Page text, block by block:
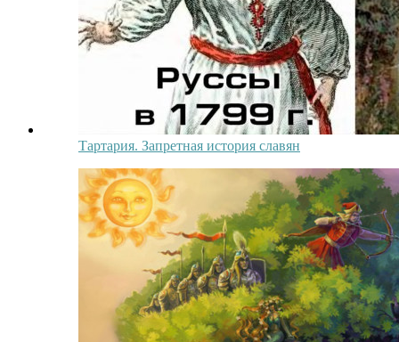
Тартария. Запретная история славян